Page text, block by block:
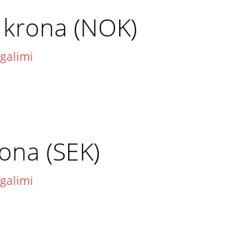
(NOK)
(SEK)